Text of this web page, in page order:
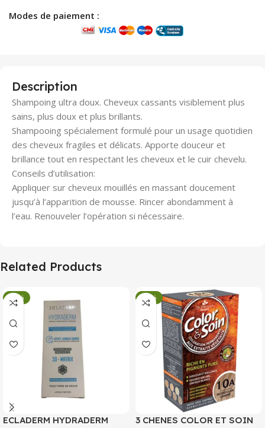
Modes de paiement :
Description
Shampoing ultra doux. Cheveux cassants visiblement plus
sains, plus doux et plus brillants.
Shampooing spécialement formulé pour un usage quotidien
des cheveux fragiles et délicats. Apporte douceur et
brillance tout en respectant les cheveux et le cuir chevelu.
Conseils d’utilisation:
Appliquer sur cheveux mouillés en massant doucement
jusqu’à l’apparition de mousse. Rincer abondamment à
l’eau. Renouveler l’opération si nécessaire.
Related Products
-34%
ECLADERM HYDRADERM
-34%
3 CHENES COLOR ET SOIN